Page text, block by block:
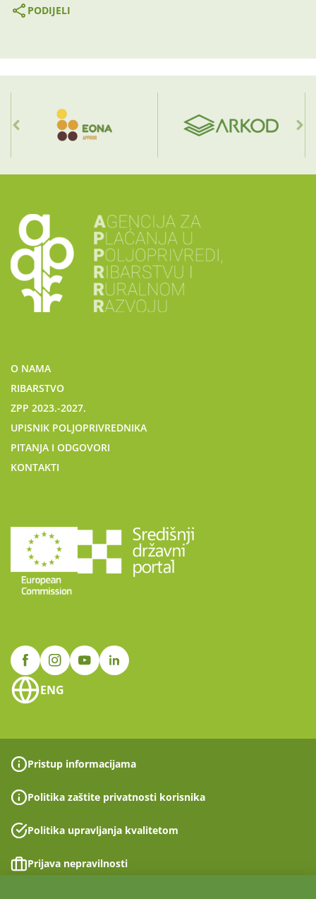
PODIJELI
O NAMA
RIBARSTVO
ZPP 2023.-2027.
UPISNIK POLJOPRIVREDNIKA
PITANJA I ODGOVORI
KONTAKTI
ENG
Pristup informacijama
Politika zaštite privatnosti korisnika
Politika upravljanja kvalitetom
Prijava nepravilnosti